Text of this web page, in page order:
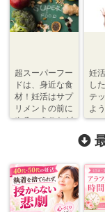
超スーパーフー
ドは、身近な食
材！妊活はサプ
リメントの前に
やるべきことが
妊
し
テ
よ